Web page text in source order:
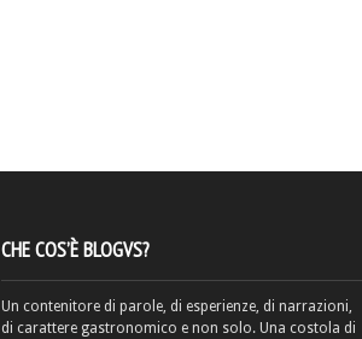
CHE COS’È BLOGVS?
Un contenitore di parole, di esperienze, di narrazioni,
di carattere gastronomico e non solo. Una costola di